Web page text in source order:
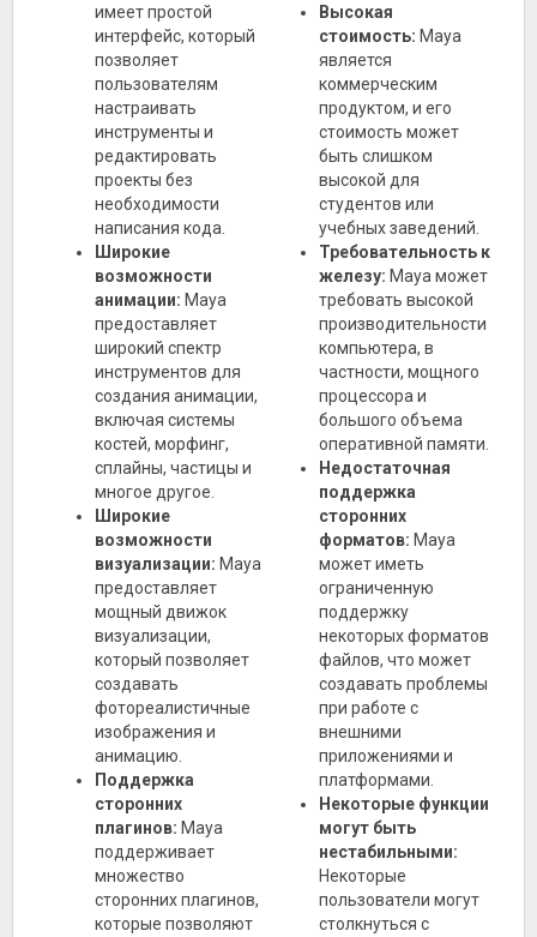
имеет простой
интерфейс, который
позволяет
пользователям
настраивать
инструменты и
редактировать
проекты без
необходимости
написания кода.
Широкие
возможности
анимации: Maya
предоставляет
широкий спектр
инструментов для
создания анимации,
включая системы
костей, морфинг,
сплайны, частицы и
многое другое.
Широкие
возможности
визуализации: Maya
предоставляет
мощный движок
визуализации,
который позволяет
создавать
фотореалистичные
изображения и
анимацию.
Поддержка
сторонних
плагинов: Maya
поддерживает
множество
сторонних плагинов,
которые позволяют
Высокая
стоимость: Maya
является
коммерческим
продуктом, и его
стоимость может
быть слишком
высокой для
студентов или
учебных заведений.
Требовательность к
железу: Maya может
требовать высокой
производительности
компьютера, в
частности, мощного
процессора и
большого объема
оперативной памяти.
Недостаточная
поддержка
сторонних
форматов: Maya
может иметь
ограниченную
поддержку
некоторых форматов
файлов, что может
создавать проблемы
при работе с
внешними
приложениями и
платформами.
Некоторые функции
могут быть
нестабильными:
Некоторые
пользователи могут
столкнуться с